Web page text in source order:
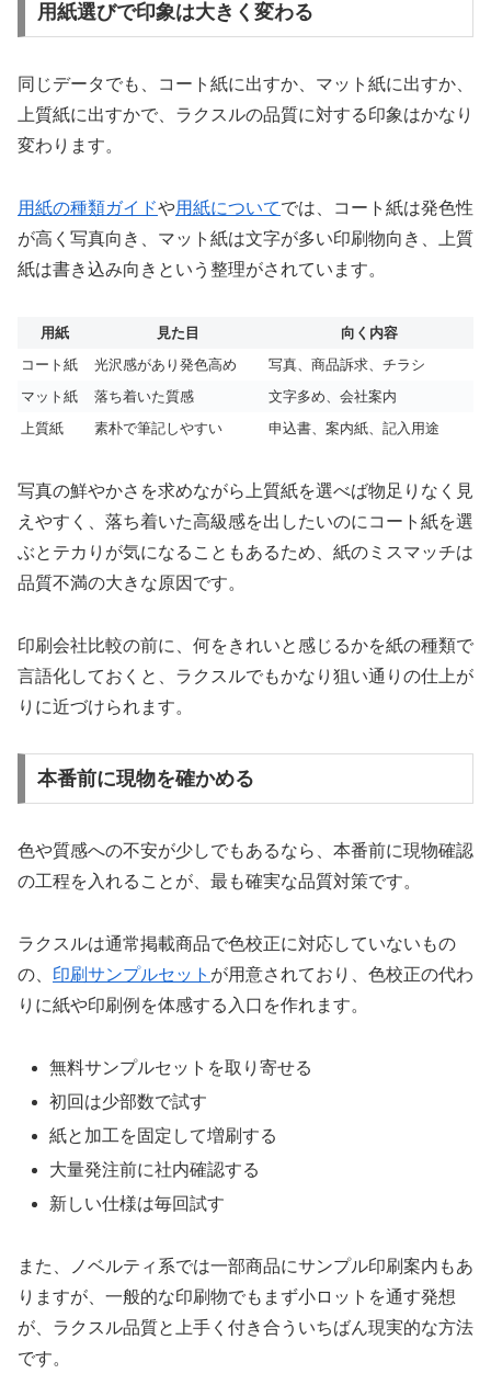
用紙選びで印象は大きく変わる
同じデータでも、コート紙に出すか、マット紙に出すか、
上質紙に出すかで、ラクスルの品質に対する印象はかなり
変わります。
用紙の種類ガイドや用紙についてでは、コート紙は発色性
が高く写真向き、マット紙は文字が多い印刷物向き、上質
紙は書き込み向きという整理がされています。
用紙 見た目
向く内容
コート紙
光沢感があり発色高め
写真、商品訴求、チラシ
マット紙
落ち着いた質感
文字多め、会社案内
上質紙
素朴で筆記しやすい 申込書、案内紙、記入用途
写真の鮮やかさを求めながら上質紙を選べば物足りなく見
えやすく、落ち着いた高級感を出したいのにコート紙を選
ぶとテカりが気になることもあるため、紙のミスマッチは
品質不満の大きな原因です。
印刷会社比較の前に、何をきれいと感じるかを紙の種類で
言語化しておくと、ラクスルでもかなり狙い通りの仕上が
りに近づけられます。
本番前に現物を確かめる
色や質感への不安が少しでもあるなら、本番前に現物確認
の工程を入れることが、最も確実な品質対策です。
ラクスルは通常掲載商品で色校正に対応していないもの
の、 印刷サンプルセット が用意されており、色校正の代わ
りに紙や印刷例を体感する入口を作れます。
無料サンプルセットを取り寄せる
初回は少部数で試す
紙と加工を固定して増刷する
大量発注前に社内確認する
新しい仕様は毎回試す
また、ノベルティ系では一部商品にサンプル印刷案内もあ
りますが、一般的な印刷物でもまず小ロットを通す発想
が、ラクスル品質と上手く付き合ういちばん現実的な方法
です。